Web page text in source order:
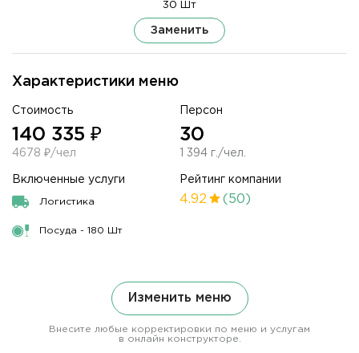
Характеристики меню
Стоимость
140 335 ₽
4678 ₽/чел
Персон
30
1 394 г./чел.
Включенные услуги
Логистика
Посуда - 180 Шт
Рейтинг компании
4.92 (50)
Изменить меню
Внесите любые корректировки по меню и услугам
в онлайн конструкторе.
30 Шт
Заменить